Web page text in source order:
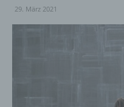
29. März 2021